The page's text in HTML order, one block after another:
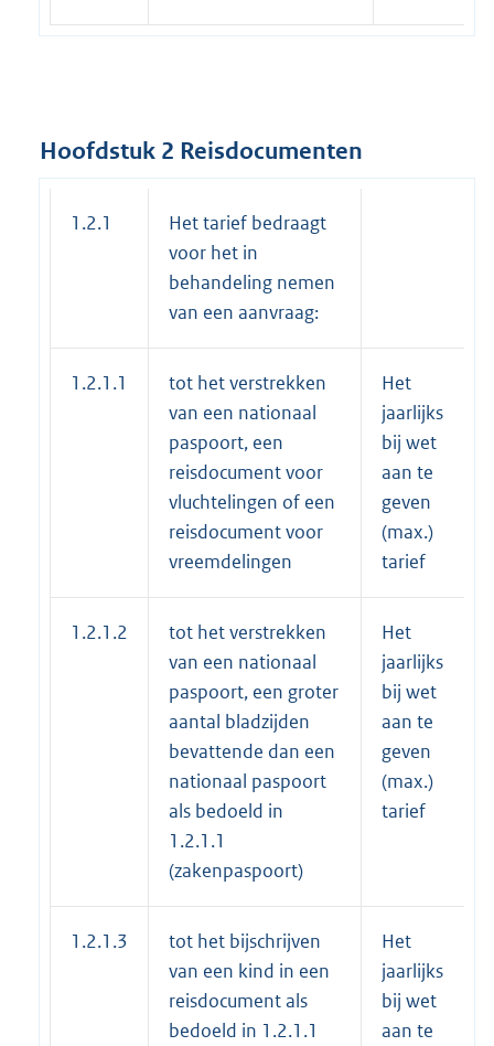
Hoofdstuk 2 Reisdocumenten
1.2.1
Het tarief bedraagt
voor het in
behandeling nemen
van een aanvraag:
1.2.1.1
tot het verstrekken
van een nationaal
paspoort, een
reisdocument voor
vluchtelingen of een
reisdocument voor
vreemdelingen
Het
jaarlijks
bij wet
aan te
geven
(max.)
tarief
1.2.1.2
tot het verstrekken
van een nationaal
paspoort, een groter
aantal bladzijden
bevattende dan een
nationaal paspoort
als bedoeld in
1.2.1.1
(zakenpaspoort)
Het
jaarlijks
bij wet
aan te
geven
(max.)
tarief
1.2.1.3
tot het bijschrijven
van een kind in een
reisdocument als
bedoeld in 1.2.1.1
Het
jaarlijks
bij wet
aan te